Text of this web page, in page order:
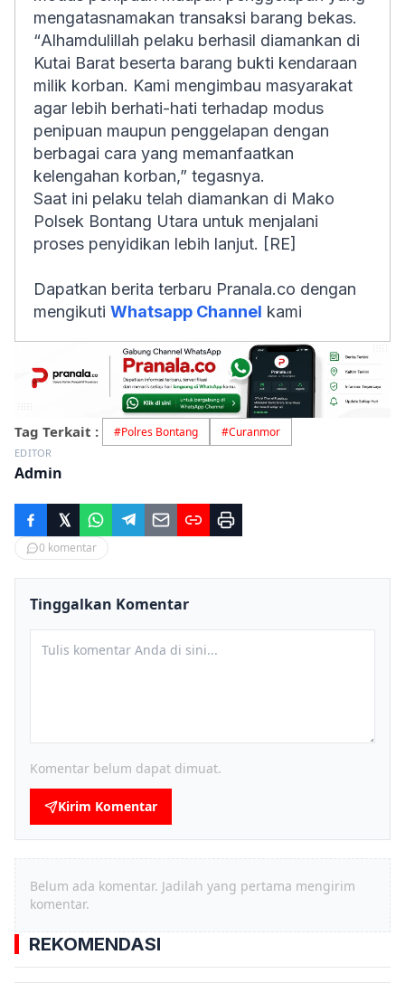
mengatasnamakan transaksi barang bekas.
“Alhamdulillah pelaku berhasil diamankan di
Kutai Barat beserta barang bukti kendaraan
milik korban. Kami mengimbau masyarakat
agar lebih berhati-hati terhadap modus
penipuan maupun penggelapan dengan
berbagai cara yang memanfaatkan
kelengahan korban,” tegasnya.
Saat ini pelaku telah diamankan di Mako
Polsek Bontang Utara untuk menjalani
proses penyidikan lebih lanjut. [RE]
Dapatkan berita terbaru Pranala.co dengan
mengikuti Whatsapp Channel kami
Tag Terkait : #Polres Bontang #Curanmor
EDITOR
Admin
0 komentar
Tinggalkan Komentar
Komentar belum dapat dimuat.
Kirim Komentar
Belum ada komentar. Jadilah yang pertama mengirim
komentar.
REKOMENDASI